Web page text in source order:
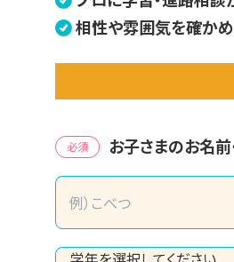
相性や雰囲気を確か
必須 お子さまのお名前